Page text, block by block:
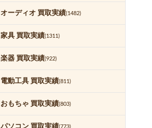
オーディオ 買取実績(1482)
家具 買取実績(1311)
楽器 買取実績(922)
電動工具 買取実績(811)
おもちゃ 買取実績(803)
パソコン 買取実績(773)